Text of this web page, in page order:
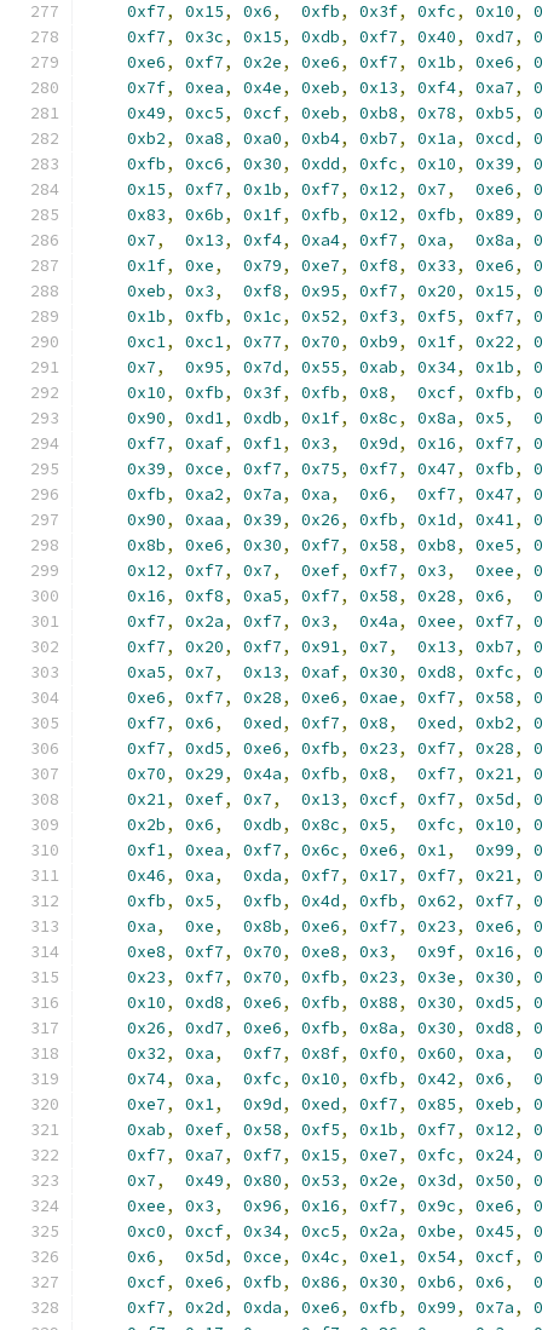
0xf7, 0x15, 0x6, 0xfb, 0x3f, 0xfc, 0x10,
0xf7, 0x3c, 0x15, 0xdb, 0xf7, 0x40, 0xd7,
0xe6, 0xf7, 0x2e, 0xe6, 0xf7, 0x1b, 0xe6,
0x7f, 0xea, 0x4e, 0xeb, 0x13, 0xf4, 0xa7,
0x49, 0xc5, 0xcf, 0xeb, 0xb8, 0x78, 0xb5,
0xb2, 0xa8, 0xa0, 0xb4, 0xb7, 0x1a, 0xcd,
0xfb, 0xc6, 0x30, 0xdd, 0xfc, 0x10, 0x39,
0x15, 0xf7, 0x1b, 0xf7, 0x12, 0x7, 0xe6,
0x83, 0x6b, 0x1f, 0xfb, 0x12, 0xfb, 0x89,
0x7, 0x13, 0xf4, 0xa4, 0xf7, 0xa, 0x8a,
0x1f, 0xe, 0x79, 0xe7, 0xf8, 0x33, 0xe6,
0xeb, 0x3, 0xf8, 0x95, 0xf7, 0x20, 0x15,
0x1b, 0xfb, 0x1c, 0x52, 0xf3, 0xf5, 0xf7,
0xc1, 0xc1, 0x77, 0x70, 0xb9, 0x1f, 0x22,
0x7, 0x95, 0x7d, 0x55, 0xab, 0x34, 0x1b,
0x10, 0xfb, 0x3f, 0xfb, 0x8, 0xcf, 0xfb,
0x90, 0xd1, 0xdb, 0x1f, 0x8c, 0x8a, 0x5,
0xf7, 0xaf, 0xf1, 0x3, 0x9d, 0x16, 0xf7,
0x39, 0xce, 0xf7, 0x75, 0xf7, 0x47, 0xfb,
0xfb, 0xa2, 0x7a, 0xa, 0x6, 0xf7, 0x47,
0x90, 0xaa, 0x39, 0x26, 0xfb, 0x1d, 0x41,
0x8b, 0xe6, 0x30, 0xf7, 0x58, 0xb8, 0xe5,
0x12, 0xf7, 0x7, 0xef, 0xf7, 0x3, 0xee,
0x16, 0xf8, 0xa5, 0xf7, 0x58, 0x28, 0x6,
0xf7, 0x2a, 0xf7, 0x3, 0x4a, 0xee, 0xf7,
0xf7, 0x20, 0xf7, 0x91, 0x7, 0x13, 0xb7,
0xa5, 0x7, 0x13, 0xaf, 0x30, 0xd8, 0xfc,
0xe6, 0xf7, 0x28, 0xe6, 0xae, 0xf7, 0x58,
0xf7, 0x6, 0xed, 0xf7, 0x8, 0xed, 0xb2,
0xf7, 0xd5, 0xe6, 0xfb, 0x23, 0xf7, 0x28,
0x70, 0x29, 0x4a, 0xfb, 0x8, 0xf7, 0x21,
0x21, 0xef, 0x7, 0x13, 0xcf, 0xf7, 0x5d,
0x2b, 0x6, 0xdb, 0x8c, 0x5, 0xfc, 0x10,
0xf1, 0xea, 0xf7, 0x6c, 0xe6, 0x1, 0x99,
0x46, 0xa, 0xda, 0xf7, 0x17, 0xf7, 0x21,
0xfb, 0x5, 0xfb, 0x4d, 0xfb, 0x62, 0xf7,
0xa, 0xe, 0x8b, 0xe6, 0xf7, 0x23, 0xe6,
0xe8, 0xf7, 0x70, 0xe8, 0x3, 0x9f, 0x16,
0x23, 0xf7, 0x70, 0xfb, 0x23, 0x3e, 0x30,
0x10, 0xd8, 0xe6, 0xfb, 0x88, 0x30, 0xd5,
0x26, 0xd7, 0xe6, 0xfb, 0x8a, 0x30, 0xd8,
0x32, 0xa, 0xf7, 0x8f, 0xf0, 0x60, 0xa,
0x74, 0xa, 0xfc, 0x10, 0xfb, 0x42, 0x6,
0xe7, 0x1, 0x9d, 0xed, 0xf7, 0x85, 0xeb,
0xab, 0xef, 0x58, 0xf5, 0x1b, 0xf7, 0x12,
0xf7, 0xa7, 0xf7, 0x15, 0xe7, 0xfc, 0x24,
0x7, 0x49, 0x80, 0x53, 0x2e, 0x3d, 0x50,
0xee, 0x3, 0x96, 0x16, 0xf7, 0x9c, 0xe6,
0xc0, 0xcf, 0x34, 0xc5, 0x2a, 0xbe, 0x45,
0x6, 0x5d, 0xce, 0x4c, 0xe1, 0x54, 0xcf,
0xcf, 0xe6, 0xfb, 0x86, 0x30, 0xb6, 0x6,
0xf7, 0x2d, 0xda, 0xe6, 0xfb, 0x99, 0x7a,